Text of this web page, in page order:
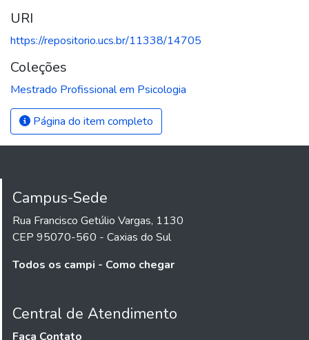
URI
https://repositorio.ucs.br/11338/14705
Coleções
Mestrado Profissional em Psicologia
Página do item completo
Campus-Sede
Rua Francisco Getúlio Vargas, 1130
CEP 95070-560 - Caxias do Sul
Todos os campi - Como chegar
Central de Atendimento
Faça Contato